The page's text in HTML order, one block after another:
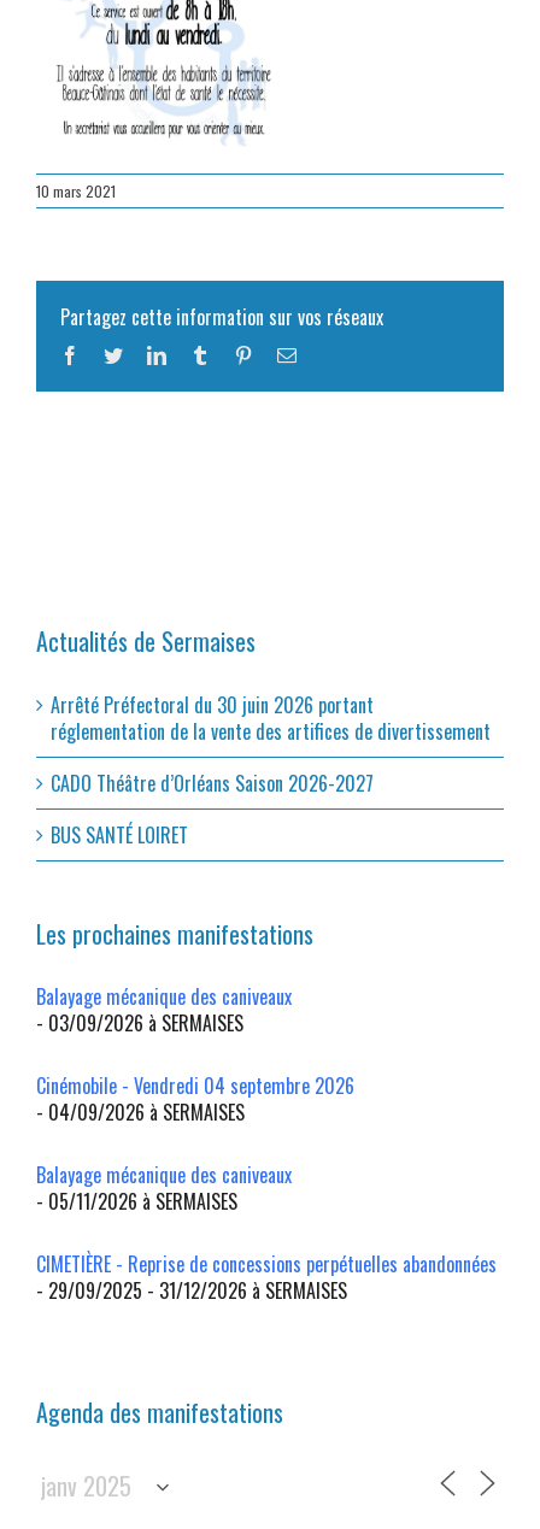
10 mars 2021
Partagez cette information sur vos réseaux
Facebook
TwitterLinkedInTumblr PinterestEmail
Actualités de Sermaises
Arrêté Préfectoral du 30 juin 2026 portant
réglementation de la vente des artifices de divertissement
CADO Théâtre d’Orléans Saison 2026-2027
BUS SANTÉ LOIRET
Les prochaines manifestations
Balayage mécanique des caniveaux
- 03/09/2026 à SERMAISES
Cinémobile - Vendredi 04 septembre 2026
- 04/09/2026 à SERMAISES
Balayage mécanique des caniveaux
- 05/11/2026 à SERMAISES
CIMETIÈRE - Reprise de concessions perpétuelles abandonnées
- 29/09/2025 - 31/12/2026 à SERMAISES
Agenda des manifestations